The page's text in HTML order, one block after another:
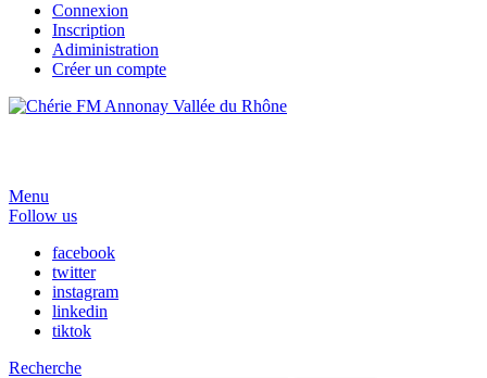
Connexion
Inscription
Adiministration
Créer un compte
Menu
Follow us
facebook
twitter
instagram
linkedin
tiktok
Recherche